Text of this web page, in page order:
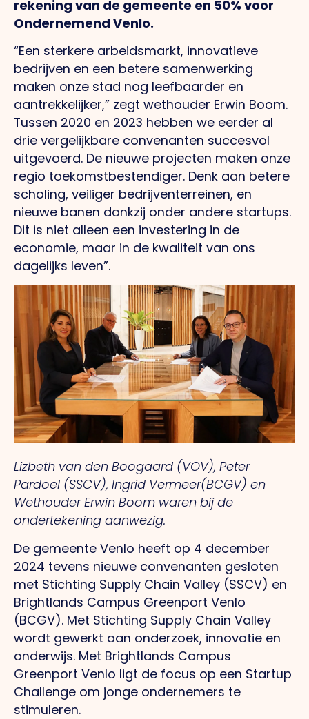
rekening van de gemeente en 50% voor
Ondernemend Venlo.
“Een sterkere arbeidsmarkt, innovatieve
bedrijven en een betere samenwerking
maken onze stad nog leefbaarder en
aantrekkelijker,” zegt wethouder Erwin Boom.
Tussen 2020 en 2023 hebben we eerder al
drie vergelijkbare convenanten succesvol
uitgevoerd. De nieuwe projecten maken onze
regio toekomstbestendiger. Denk aan betere
scholing, veiliger bedrijventerreinen, en
nieuwe banen dankzij onder andere startups.
Dit is niet alleen een investering in de
economie, maar in de kwaliteit van ons
dagelijks leven”.
Lizbeth van den Boogaard (VOV), Peter
Pardoel (SSCV), Ingrid Vermeer(BCGV) en
Wethouder Erwin Boom waren bij de
ondertekening aanwezig.
De gemeente Venlo heeft op 4 december
2024 tevens nieuwe convenanten gesloten
met Stichting Supply Chain Valley (SSCV) en
Brightlands Campus Greenport Venlo
(BCGV). Met Stichting Supply Chain Valley
wordt gewerkt aan onderzoek, innovatie en
onderwijs. Met Brightlands Campus
Greenport Venlo ligt de focus op een Startup
Challenge om jonge ondernemers te
stimuleren.